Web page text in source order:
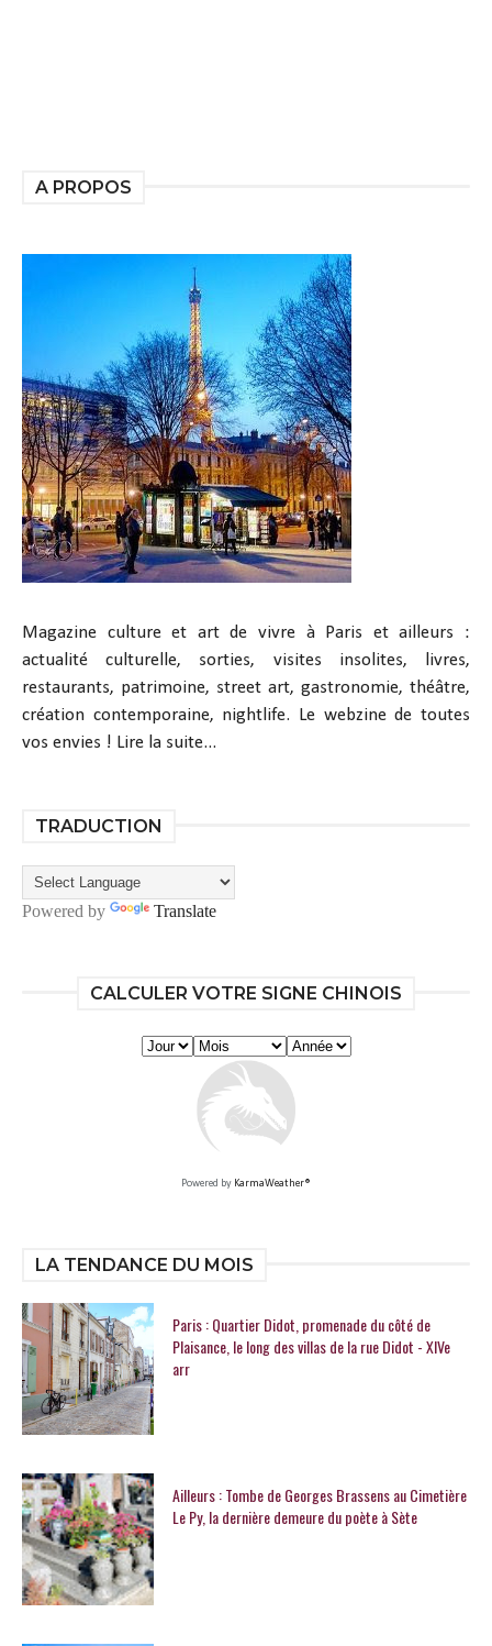
A PROPOS
Magazine culture et art de vivre à Paris et ailleurs :
actualité culturelle, sorties, visites insolites, livres,
restaurants, patrimoine, street art, gastronomie, théâtre,
création contemporaine, nightlife. Le webzine de toutes
vos envies ! Lire la suite...
TRADUCTION
Powered by Translate
CALCULER VOTRE SIGNE CHINOIS
Powered by KarmaWeather®
LA TENDANCE DU MOIS
Paris : Quartier Didot, promenade du côté de
Plaisance, le long des villas de la rue Didot - XIVe
arr
Ailleurs : Tombe de Georges Brassens au Cimetière
Le Py, la dernière demeure du poète à Sète